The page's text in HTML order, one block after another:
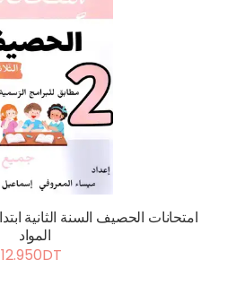
امتحانات الحصيف السنة الثانية
المواد
12.950DT